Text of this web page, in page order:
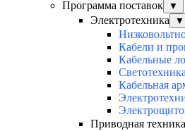
Программа поставок
▼
Электротехника ▼
Кабели и
Кабельные
Кабельная
Приводная техника